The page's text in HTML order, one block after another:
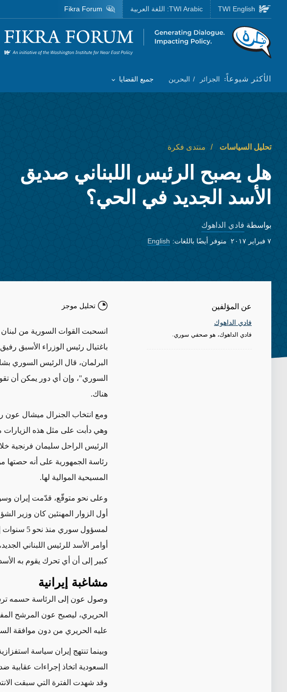
Skip to main content
Homepage
الأكثر شيوعاً: الجزائر البحرين
Toggle List of
جميع القضايا
TWI English
TWI Arabic: اللغة العربية Fikra Forum
تحليل السياسات منتدى فكرة
هل يصبح الرئيس اللبناني صديق
الأسد الجديد في الحي؟
بواسطة فادي الداهوك
٧ فبراير ٢٠١٧ متوفر أيضًا باللغات: English
عن المؤلفين
فادي الداهوك
فادي الداهوك، هو صحفي سوري.
تحليل موجز
باغتيال رئيس الوزراء الأسبق
البرلمان، قال الرئيس السوري
السوري"، وإن أي دور يمكن أن
هناك.
ومع انتخاب الجنرال ميشال عون
الرئيس الراحل سليمان فرنجية
رئاسة الجمهورية على أنه حصتها
المسيحية الموالية لها.
وعلى نحو متوقّع، قدّمت إيران
أول الزوار المهنئين كان وزير
لمسؤول
أوامر الأسد للرئيس اللبناني
كبير إلى أن أي تحرك يقوم به
مشاغبة إيرانية
وصول عون إلى الرئاسة حسمه
الحريري، ليصبح عون المرشح
عليه الحريري من دون موافقة
وبينما تنتهج إيران سياسة
السعودية اتخاذ إجراءات عقابية
وقد شهدت الفترة التي سبقت